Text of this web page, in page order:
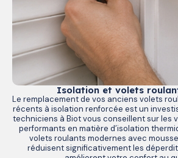
Isolation et volets
Le remplacement de vos anciens volets
récents à isolation renforcée est un
techniciens à Biot vous conseillent sur les
performants en matière d’isolation
volets roulants modernes avec
réduisent significativement les